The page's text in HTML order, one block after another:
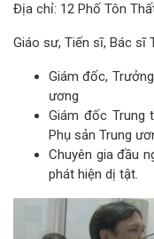
Địa chỉ: 12 Phố Tôn
Giáo sư, Tiến sĩ, Bác sĩ
Giám đốc,
ương
Giám đốc Trung
Phụ sản Trung
Chuyên gia đầu
phát hiện dị tật.